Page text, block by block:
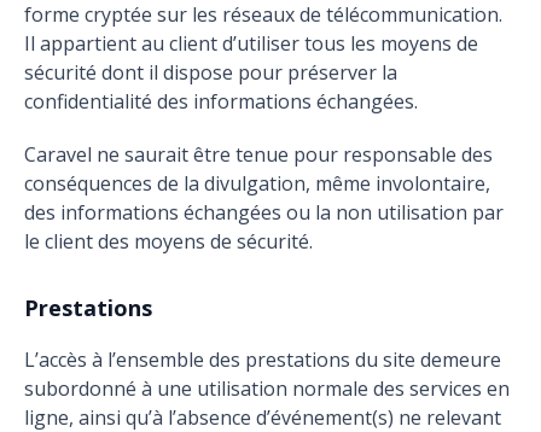
forme cryptée sur les réseaux de télécommunication.
Il appartient au client d’utiliser tous les moyens de
sécurité dont il dispose pour préserver la
confidentialité des informations échangées.
Caravel ne saurait être tenue pour responsable des
conséquences de la divulgation, même involontaire,
des informations échangées ou la non utilisation par
le client des moyens de sécurité.
Prestations
L’accès à l’ensemble des prestations du site demeure
subordonné à une utilisation normale des services en
ligne, ainsi qu’à l’absence d’événement(s) ne relevant